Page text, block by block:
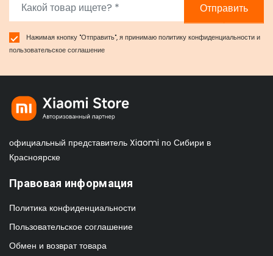
Отправить
Нажимая кнопку "Отправить", я принимаюполитику конфиденциальностии
пользовательское соглашение
официальный представитель Xiaomi по Сибири в
Красноярске
Правовая информация
Политика конфиденциальности
Пользовательское соглашение
Обмен и возврат товара